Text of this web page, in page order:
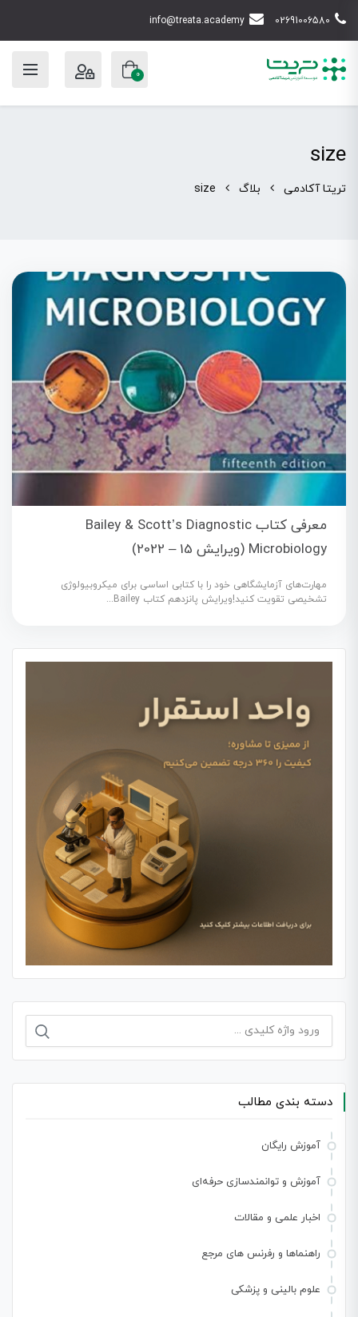
02691006580
info@treata.academy
0
size
تریتا آکادمی بلاگ size
معرفی کتاب Bailey & Scott’s Diagnostic
Microbiology (ویرایش 15 – 2022)
مهارت‌های آزمایشگاهی خود را با کتابی اساسی برای میکروبیولوژی
تشخیصی تقویت کنید!ویرایش پانزدهم کتاب Bailey...
جستجو
برای:
دسته بندی مطالب
آموزش رایگان
آموزش و توانمندسازی حرفه‌ای
اخبار علمی و مقالات
راهنماها و رفرنس های مرجع
علوم بالینی و پزشکی